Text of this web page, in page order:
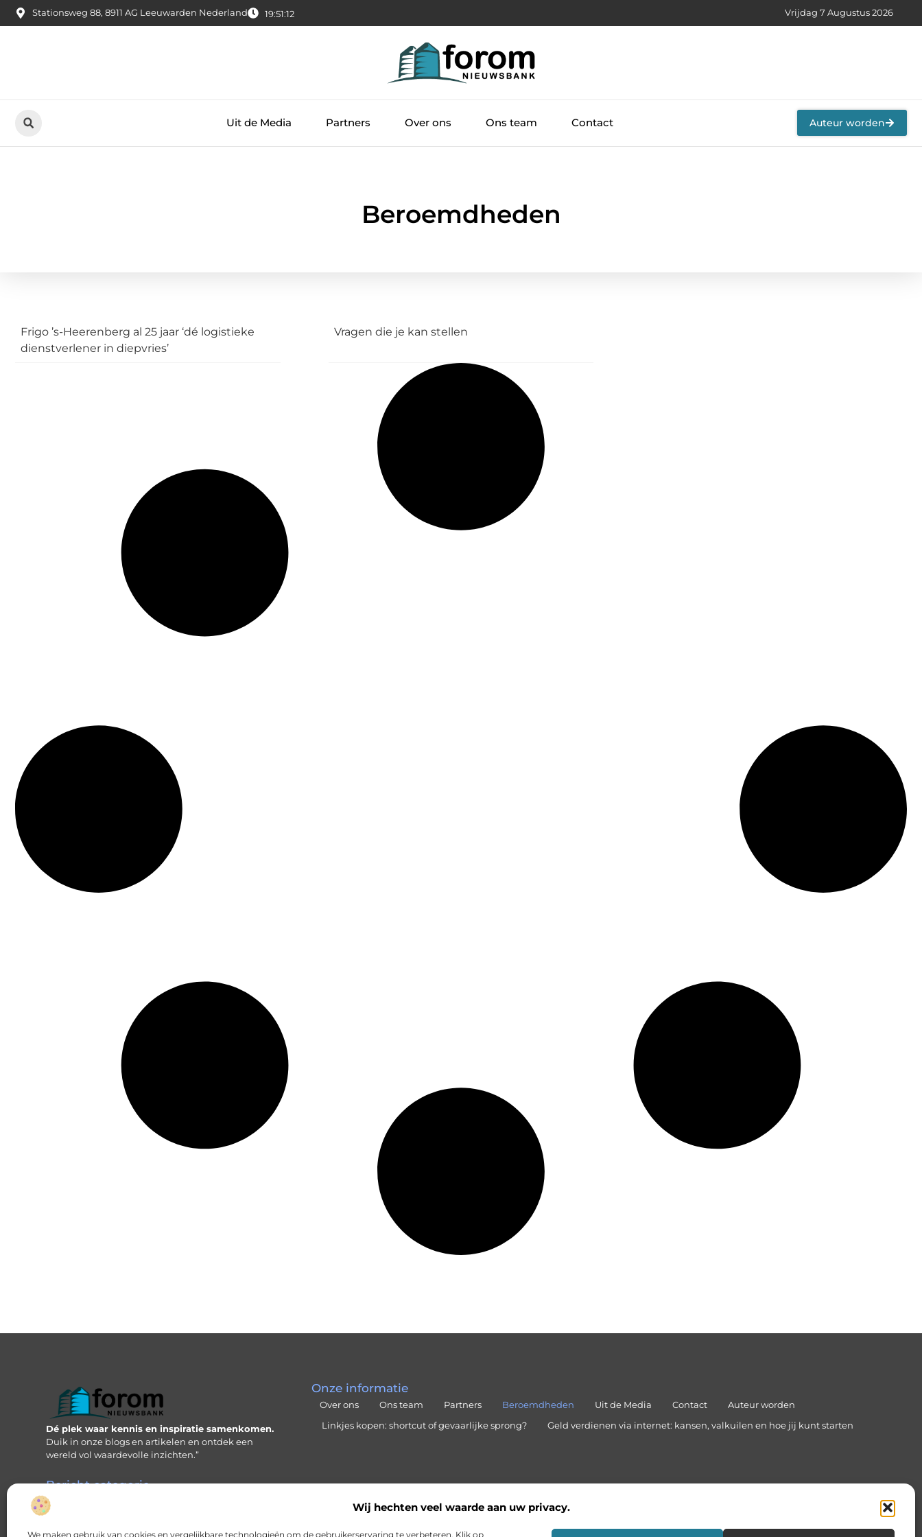
Wij hechten veel waarde aan uw privacy.
We maken gebruik van cookies en vergelijkbare technologieën om de gebruikerservaring te verbeteren. Klik op
Stationsweg 88, 8911 AG Leeuwarden Nederland 19:51:12 Vrijdag 7 Augustus 2026
Uit de Media Partners Over ons Ons team Contact Auteur worden
Beroemdheden
Frigo ’s-Heerenberg al 25 jaar ‘dé logistieke
dienstverlener in diepvries’
Vragen die je kan stellen
Dé plek waar kennis en inspiratie samenkomen.
Duik in onze blogs en artikelen en ontdek een
wereld vol waardevolle inzichten.”
Bericht categorie
Onze informatie
Over ons Ons team Partners Beroemdheden Uit de Media Contact
Auteur worden
Linkjes kopen: shortcut of gevaarlijke sprong?
Geld verdienen via internet: kansen, valkuilen en hoe jij kunt starten